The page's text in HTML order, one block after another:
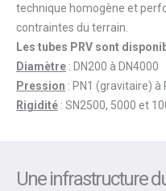
technique homogène et
contraintes du terrain.
Les tubes PRV sont
Diamètre : DN200 à DN4000
Pression : PN1 (gravitaire) à
Rigidité : SN2500, 5000 et
Une infrastructure